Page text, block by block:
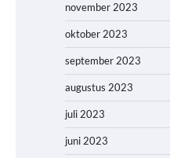
november 2023
oktober 2023
september 2023
augustus 2023
juli 2023
juni 2023